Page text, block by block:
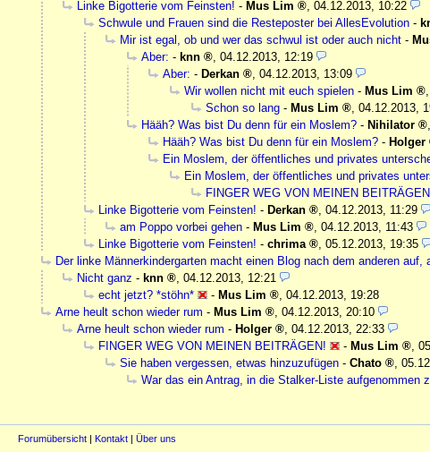
Linke Bigotterie vom Feinsten! - Mus Lim , 04.12.2013, 10:22
Schwule und Frauen sind die Resteposter bei AllesEvolution -
Mir ist egal, ob und wer das schwul ist oder auch nicht -
Aber: - knn , 04.12.2013, 12:19
Aber: - Derkan , 04.12.2013, 13:09
Wir wollen nicht mit euch spielen - Mus Lim ,
Schon so lang - Mus Lim , 04.12.2013,
Hääh? Was bist Du denn für ein Moslem? - Nihilator ,
Hääh? Was bist Du denn für ein Moslem? - Holger
Ein Moslem, der öffentliches und privates
Ein Moslem, der öffentliches und privates
FINGER WEG VON MEINEN
Linke Bigotterie vom Feinsten! - Derkan , 04.12.2013, 11:29
am Poppo vorbei gehen - Mus Lim , 04.12.2013, 11:43
Linke Bigotterie vom Feinsten! - chrima , 05.12.2013, 19:35
Der linke Männerkindergarten macht einen Blog nach dem anderen auf,
Nicht ganz - knn , 04.12.2013, 12:21
echt jetzt? *stöhn*
- Mus Lim , 04.12.2013, 19:28
Arne heult schon wieder rum - Mus Lim , 04.12.2013, 20:10
Arne heult schon wieder rum - Holger , 04.12.2013, 22:33
FINGER WEG VON MEINEN BEITRÄGEN!
- Mus Lim ,
Sie haben vergessen, etwas hinzuzufügen - Chato ,
War das ein Antrag, in die Stalker-Liste aufgenommen
Forumübersicht | Kontakt | Über uns